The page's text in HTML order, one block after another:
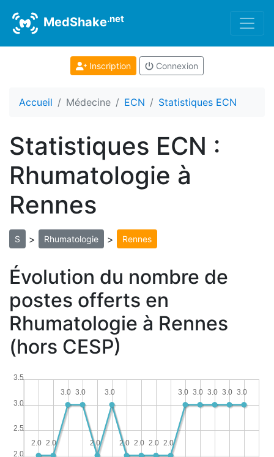
MedShake.net
Inscription Connexion
Accueil Médecine ECN Statistiques ECN
Statistiques ECN :
Rhumatologie à
Rennes
S > Rhumatologie > Rennes
Évolution du nombre de
postes offerts en
Rhumatologie à Rennes
(hors CESP)
2.0
2.5
3.0
3.5
3.0
3.0
3.0
3.0
3.0
2.0
2.0
2.0
2.0
3.0
2.0
3.0
3.0
2.0
2.0